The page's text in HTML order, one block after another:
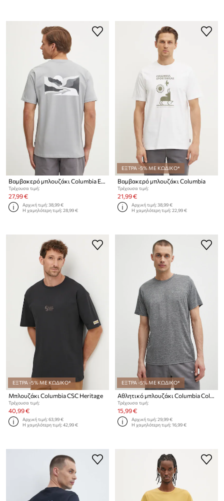
Βαμβακερό μπλουζάκι Columbia Explorers Canyon
Τρέχουσα τιμή:
27,99 €
Αρχική τιμή:38,99 €
Η χαμηλότερη τιμή:28,99 €
ΕΞΤΡΑ -5% ΜΕ ΚΩΔΙΚΟ*
Βαμβακερό μπλουζάκι Columbia
Τρέχουσα τιμή:
21,99 €
Αρχική τιμή:38,99 €
Η χαμηλότερη τιμή:22,99 €
ΕΞΤΡΑ -5% ΜΕ ΚΩΔΙΚΟ*
Μπλουζάκι Columbia CSC Heritage
Τρέχουσα τιμή:
40,99 €
Αρχική τιμή:63,99 €
Η χαμηλότερη τιμή:42,99 €
ΕΞΤΡΑ -5% ΜΕ ΚΩΔΙΚΟ*
Τρέχουσα τιμή:
15,99 €
Αρχική τιμή:29,99 €
Η χαμηλότερη τιμή:16,99 €